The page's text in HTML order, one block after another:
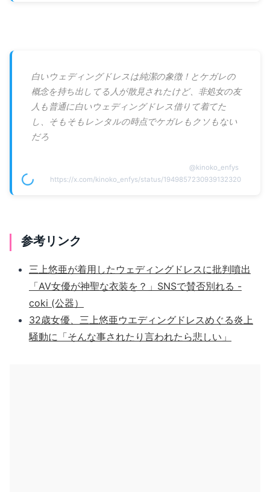
白いウェディングドレスは純潔の象徴！とケガレの
概念を持ち出してる人が散見されたけど、非処女の友
人も普通に白いウェディングドレス借りて着てた
し、そもそもレンタルの時点でケガレもクソもない
だろ
@kinoko_enfys
https://x.com/kinoko_enfys/status/1949857230939132320
参考リンク
三上悠亜が着用したウェディングドレスに批判噴出
「AV女優が神聖な衣装を？」SNSで賛否別れる -
coki (公器）
32歳女優、三上悠亜ウエディングドレスめぐる炎上
騒動に「そんな事されたり言われたら悲しい」